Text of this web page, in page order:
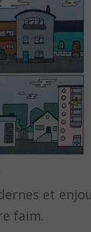
et
faim.